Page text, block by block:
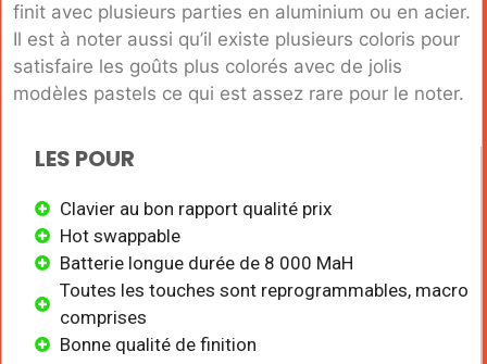
finit avec plusieurs parties en aluminium ou en acier.
Il est à noter aussi qu’il existe plusieurs coloris pour
satisfaire les goûts plus colorés avec de jolis
modèles pastels ce qui est assez rare pour le noter.
LES POUR
Clavier au bon rapport qualité prix
Hot swappable
Batterie longue durée de 8 000 MaH
Toutes les touches sont reprogrammables, macro
comprises
Bonne qualité de finition